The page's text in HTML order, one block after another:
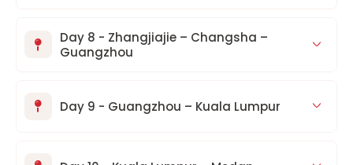
Day 8 - Zhangjiajie – Changsha –
Guangzhou
Day 9 - Guangzhou – Kuala Lumpur